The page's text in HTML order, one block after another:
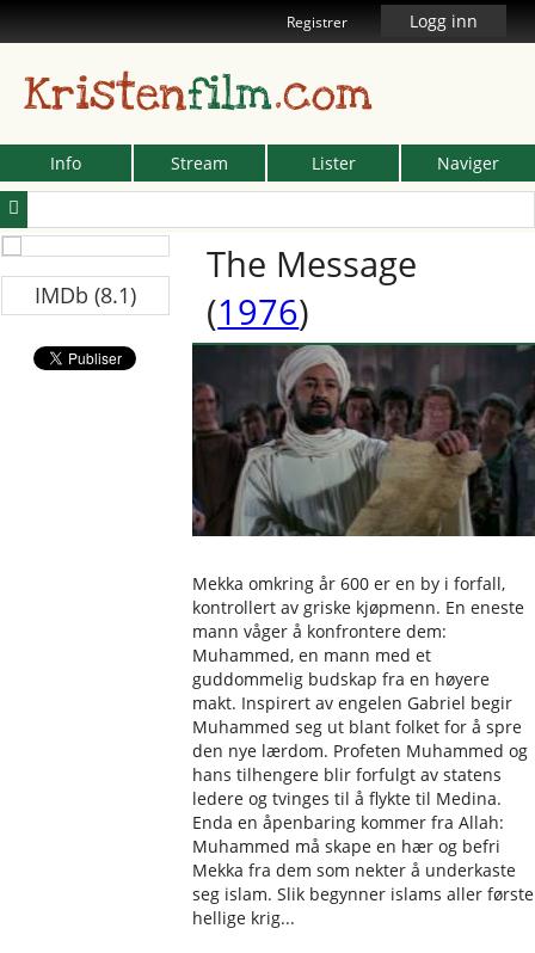
Registrer Logg inn
Kristenfilm.com
Info Stream Lister Naviger
IMDb (8.1)
The Message
(1976)
Mekka omkring år 600 er en by i forfall,
kontrollert av griske kjøpmenn. En eneste
mann våger å konfrontere dem:
Muhammed, en mann med et
guddommelig budskap fra en høyere
makt. Inspirert av engelen Gabriel begir
Muhammed seg ut blant folket for å spre
den nye lærdom. Profeten Muhammed og
hans tilhengere blir forfulgt av statens
ledere og tvinges til å flykte til Medina.
Enda en åpenbaring kommer fra Allah:
Muhammed må skape en hær og befri
Mekka fra dem som nekter å underkaste
seg islam. Slik begynner islams aller første
hellige krig...